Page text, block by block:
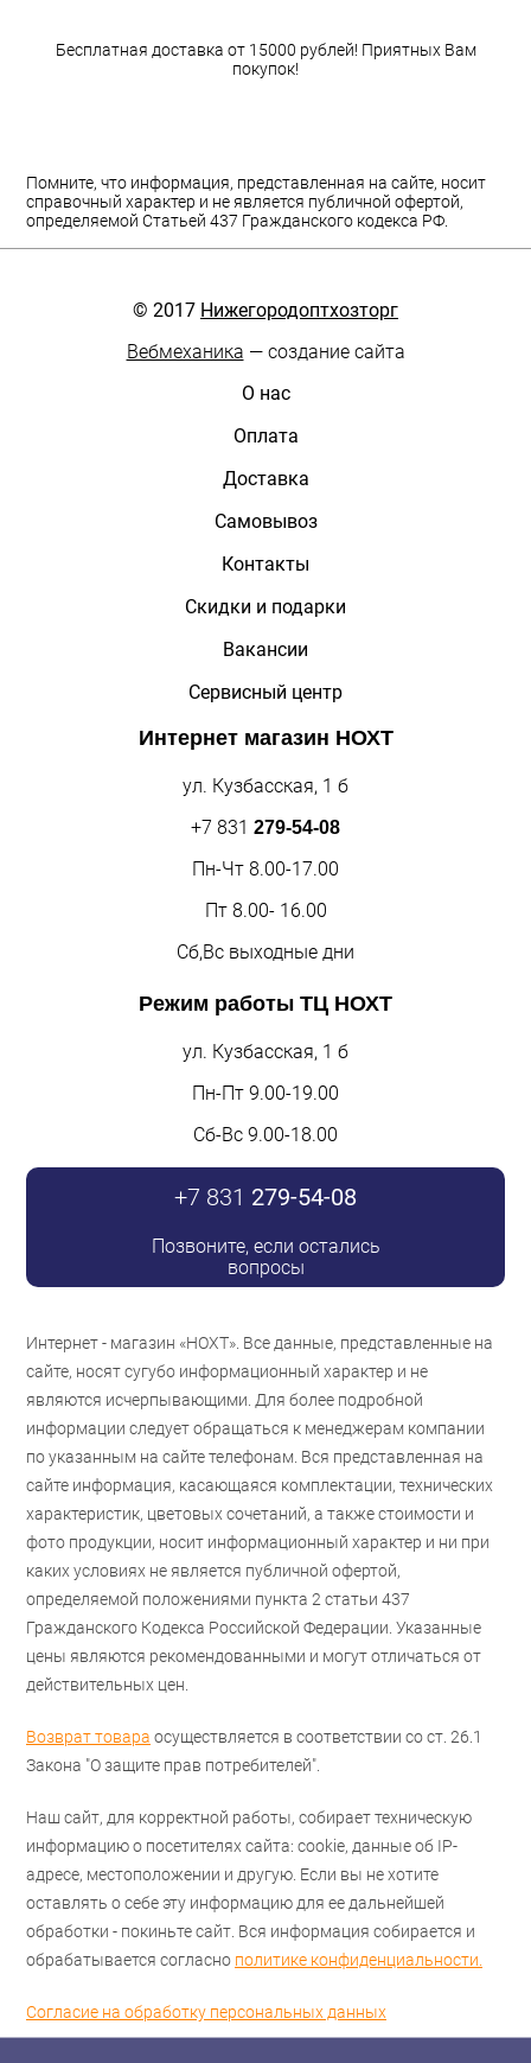
Бесплатная доставка от 15000 рублей! Приятных Вам
покупок!
Помните, что информация, представленная на сайте, носит
справочный характер и не является публичной офертой,
определяемой Статьей 437 Гражданского кодекса РФ.
© 2017 Нижегородоптхозторг
Вебмеханика — создание сайта
О нас
Оплата
Доставка
Самовывоз
Контакты
Скидки и подарки
Вакансии
Сервисный центр
Интернет магазин НОХТ
ул. Кузбасская, 1 б
+7 831 279-54-08
Пн-Чт 8.00-17.00
Пт 8.00- 16.00
Сб,Вс выходные дни
Режим работы ТЦ НОХТ
ул. Кузбасская, 1 б
Пн-Пт 9.00-19.00
Сб-Вс 9.00-18.00
+7 831 279-54-08
Позвоните, если остались
вопросы
Интернет - магазин «НОХТ». Все данные, представленные на
сайте, носят сугубо информационный характер и не
являются исчерпывающими. Для более подробной
информации следует обращаться к менеджерам компании
по указанным на сайте телефонам. Вся представленная на
сайте информация, касающаяся комплектации, технических
характеристик, цветовых сочетаний, а также стоимости и
фото продукции, носит информационный характер и ни при
каких условиях не является публичной офертой,
определяемой положениями пункта 2 статьи 437
Гражданского Кодекса Российской Федерации. Указанные
цены являются рекомендованными и могут отличаться от
действительных цен.
Возврат товара осуществляется в соответствии со ст. 26.1
Закона "О защите прав потребителей".
Наш сайт, для корректной работы, собирает техническую
информацию о посетителях сайта: cookie, данные об IP-
адресе, местоположении и другую. Если вы не хотите
оставлять о себе эту информацию для ее дальнейшей
обработки - покиньте сайт. Вся информация собирается и
обрабатывается согласно политике конфиденциальности.
Согласие на обработку персональных данных